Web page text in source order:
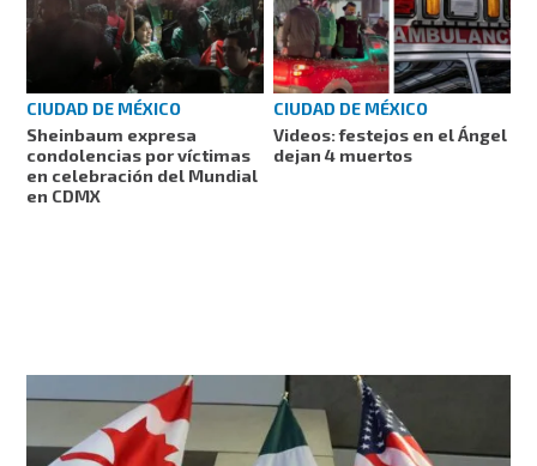
CIUDAD DE MÉXICO
Sheinbaum expresa
condolencias por víctimas
en celebración del Mundial
en CDMX
CIUDAD DE MÉXICO
Videos: festejos en el Ángel
dejan 4 muertos